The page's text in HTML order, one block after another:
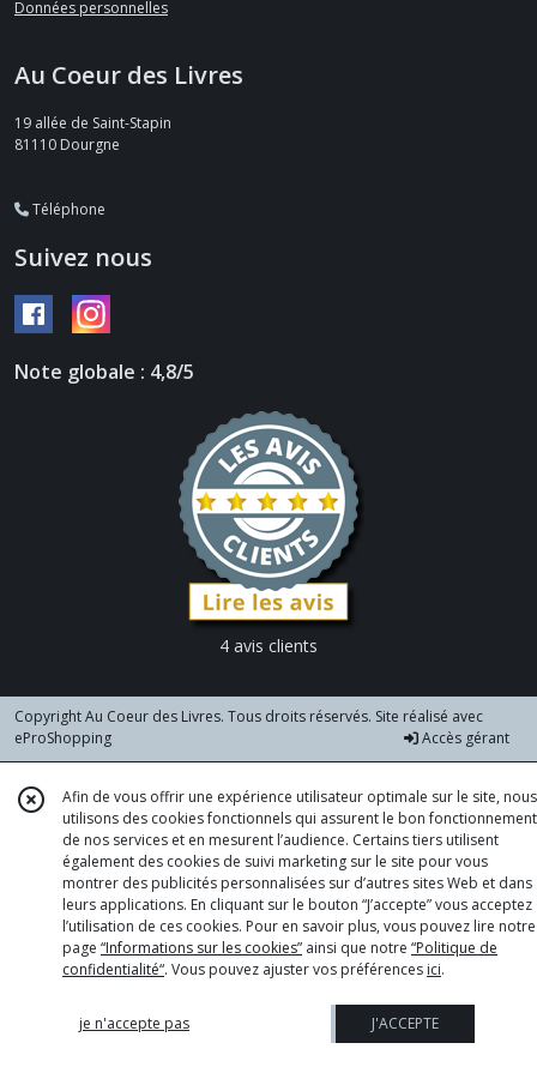
Données personnelles
Au Coeur des Livres
19 allée de Saint-Stapin
81110 Dourgne
Téléphone
Suivez nous
Note globale : 4,8/5
4 avis clients
Copyright Au Coeur des Livres. Tous droits réservés. Site réalisé avec
eProShopping
Accès gérant
Afin de vous offrir une expérience utilisateur optimale sur le site, nous
utilisons des cookies fonctionnels qui assurent le bon fonctionnement
de nos services et en mesurent l’audience. Certains tiers utilisent
également des cookies de suivi marketing sur le site pour vous
montrer des publicités personnalisées sur d’autres sites Web et dans
leurs applications. En cliquant sur le bouton “J’accepte” vous acceptez
l’utilisation de ces cookies. Pour en savoir plus, vous pouvez lire notre
page “Informations sur les cookies” ainsi que notre “Politique de
confidentialité“. Vous pouvez ajuster vos préférences ici.
je n'accepte pas J'ACCEPTE